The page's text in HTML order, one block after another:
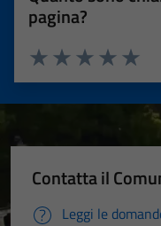
pagina?
Valuta 4
Valuta 3
Valuta 2 stelle su
Valuta 1 stelle su 5
Contatta il
Leggi le